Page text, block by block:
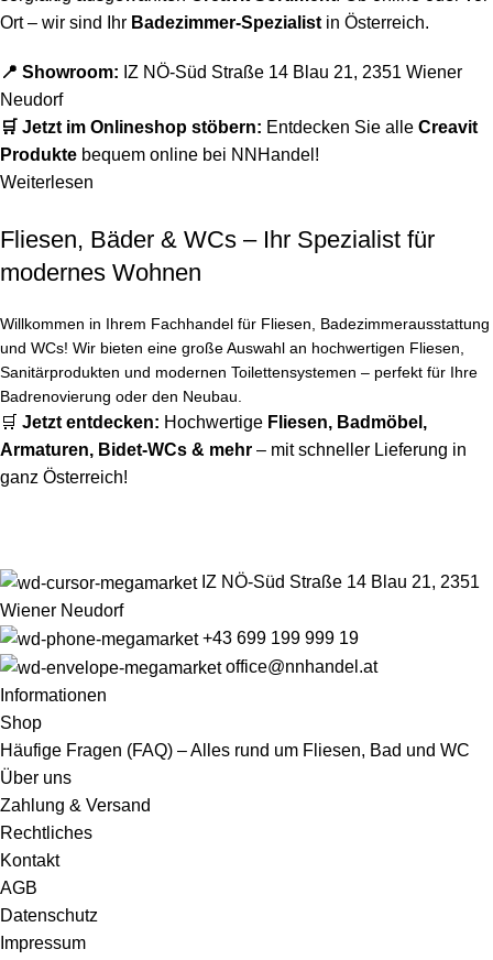
Ort – wir sind Ihr Badezimmer-Spezialist in Österreich.
📍 Showroom: IZ NÖ-Süd Straße 14 Blau 21, 2351 Wiener
Neudorf
🛒 Jetzt im Onlineshop stöbern: Entdecken Sie alle Creavit
Produkte bequem online bei NNHandel!
Weiterlesen
Fliesen, Bäder & WCs – Ihr Spezialist für
modernes Wohnen
Willkommen in Ihrem Fachhandel für Fliesen, Badezimmerausstattung
und WCs! Wir bieten eine große Auswahl an hochwertigen Fliesen,
Sanitärprodukten und modernen Toilettensystemen – perfekt für Ihre
Badrenovierung oder den Neubau.
🛒 Jetzt entdecken: Hochwertige Fliesen, Badmöbel ,
Armaturen, Bidet-WCs & mehr – mit schneller Lieferung in
ganz Österreich!
IZ NÖ-Süd Straße 14 Blau 21, 2351
Wiener Neudorf
+43 699 199 999 19
office@nnhandel.at
Informationen
Shop
Häufige Fragen (FAQ) – Alles rund um Fliesen, Bad und WC
Über uns
Zahlung & Versand
Rechtliches
Kontakt
AGB
Datenschutz
Impressum